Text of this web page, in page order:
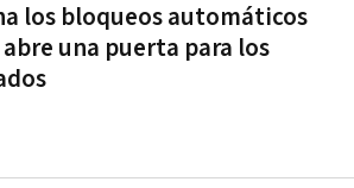
los bloqueos automáticos
una puerta para los